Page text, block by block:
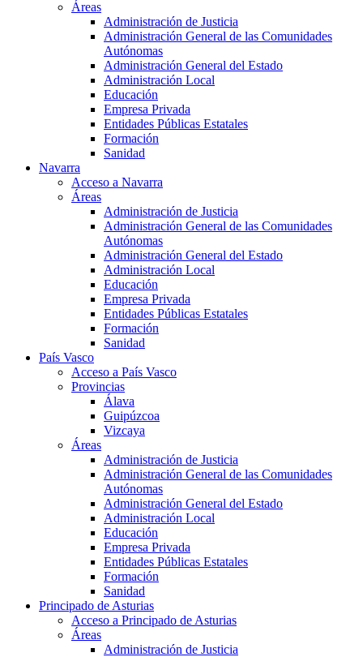
Áreas
Administración de Justicia
Administración General de las Comunidades
Autónomas
Administración General del Estado
Administración Local
Educación
Empresa Privada
Entidades Públicas Estatales
Formación
Sanidad
Navarra
Acceso a Navarra
Áreas
Administración de Justicia
Administración General de las Comunidades
Autónomas
Administración General del Estado
Administración Local
Educación
Empresa Privada
Entidades Públicas Estatales
Formación
Sanidad
País Vasco
Acceso a País Vasco
Provincias
Álava
Guipúzcoa
Vizcaya
Áreas
Administración de Justicia
Administración General de las Comunidades
Autónomas
Administración General del Estado
Administración Local
Educación
Empresa Privada
Entidades Públicas Estatales
Formación
Sanidad
Principado de Asturias
Acceso a Principado de Asturias
Áreas
Administración de Justicia